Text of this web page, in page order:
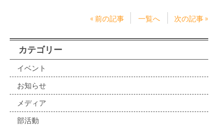
« 前の記事 一覧へ 次の記事 »
カテゴリー
イベント
お知らせ
メディア
部活動